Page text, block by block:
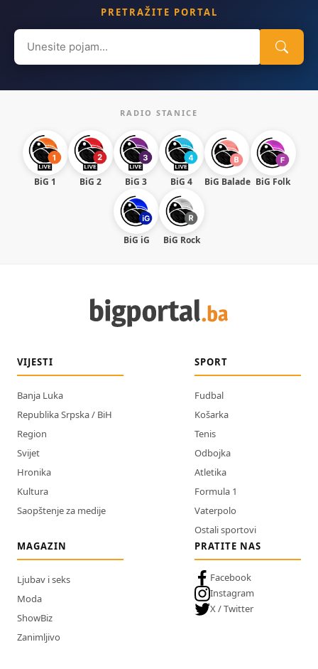
PRETRAŽITE PORTAL
Search
for:
RADIO STANICE
BiG 1 BiG 2 BiG 3 BiG 4 BiG Balade BiG Folk
BiG iG BiG Rock
VIJESTI
Banja Luka
Republika Srpska / BiH
Region
Svijet
Hronika
Kultura
Saopštenje za medije
SPORT
Fudbal
Košarka
Tenis
Odbojka
Atletika
Formula 1
Vaterpolo
Ostali sportovi
MAGAZIN
Ljubav i seks
Moda
ShowBiz
Zanimljivo
PRATITE NAS
Facebook
Instagram
X / Twitter